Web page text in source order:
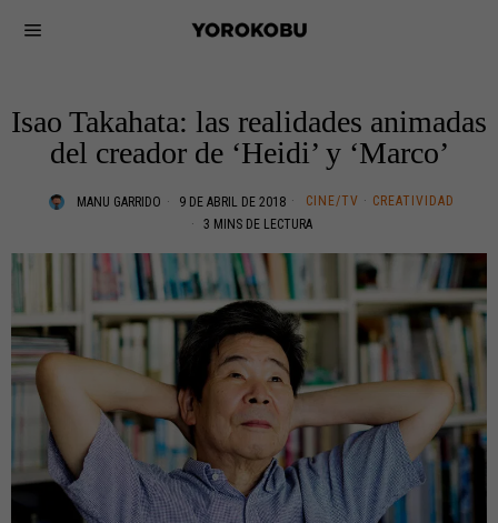
Isao Takahata: las realidades animadas
del creador de ‘Heidi’ y ‘Marco’
MANU GARRIDO 9 DE ABRIL DE 2018 CINE/TV · CREATIVIDAD
3 MINS DE LECTURA